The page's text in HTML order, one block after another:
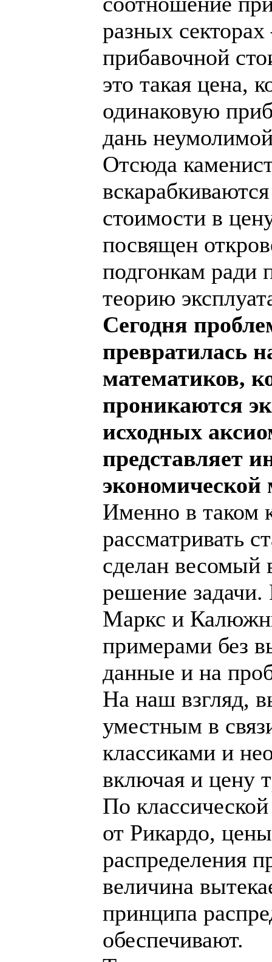
разных
прибавочной
это такая цена,
одинаковую
дань
Отсюда
стоимости в
посвящен
подгонкам ради
теорию
Сегодня
превратилась
математиков,
проникаются
исходных
представляет
Именно в таком
рассматривать
сделан весомый
решение
Маркс и
примерами без
данные и на
На наш взгляд,
уместным в
классиками и
включая и цену
По
от Рикардо,
распределения
величина
принципа
обеспечивают.